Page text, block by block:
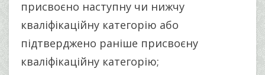
присвоєно наступну чи нижчу
кваліфікаційну категорію або
підтверджено раніше присвоєну
кваліфікаційну категорію;